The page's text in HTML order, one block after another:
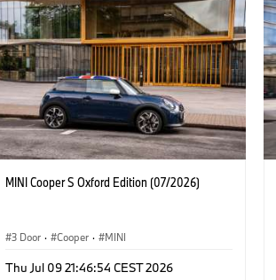
MINI Cooper S Oxford Edition (07/2026)
3 Door · Cooper · MINI
Thu Jul 09 21:46:54 CEST 2026